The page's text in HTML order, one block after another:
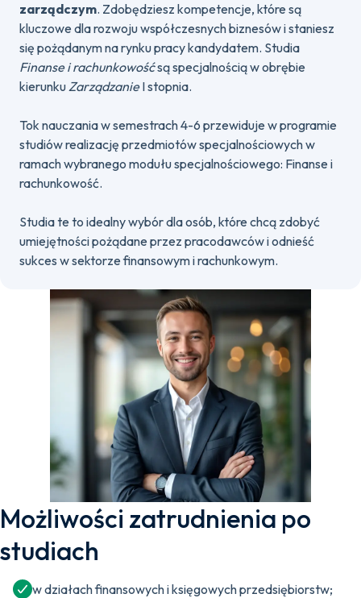
zarządczym. Zdobędziesz kompetencje, które są
kluczowe dla rozwoju współczesnych biznesów i staniesz
się pożądanym na rynku pracy kandydatem. Studia
Finanse i rachunkowośćsą specjalnością w obrębie
kierunkuZarządzanieI stopnia.
Tok nauczania w semestrach 4-6 przewiduje w programie
studiów realizację przedmiotów specjalnościowych w
ramach wybranego modułu specjalnościowego: Finanse i
rachunkowość.
Studia te to idealny wybór dla osób, które chcą zdobyć
umiejętności pożądane przez pracodawców i odnieść
sukces w sektorze finansowym i rachunkowym.
Możliwości zatrudnienia po
studiach
w działach finansowych i księgowych przedsiębiorstw;